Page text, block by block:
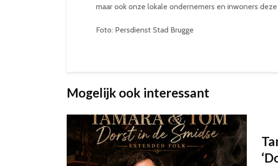
maar ook onze lokale ondernemers en inwoners
Foto: Persdienst Stad Brugge
Mogelijk ook interessant